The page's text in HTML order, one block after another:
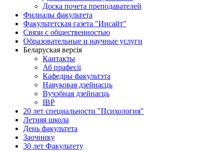
Доска почета преподавателей
Филиалы факультета
Факультетская газета "Инсайт"
Связи с общественностью
Образовательные и научные услуги
Беларуская версія
Кантакты
Аб прафесіі
Кафедры факультэта
Навуковая дзейнасць
Вучэбная дзейнасць
ІВР
20 лет специальности "Психология"
Летняя школа
День факультета
Заочнику
30 лет Факультету